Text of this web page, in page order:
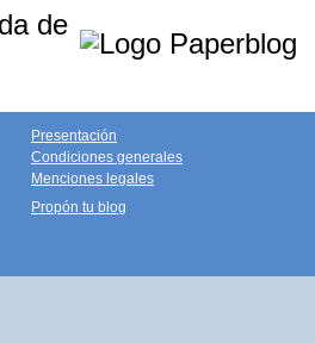
de
Presentación
Condiciones generales
Menciones legales
Propón tu blog